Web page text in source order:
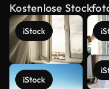
Kostenlose
iStock
iStock